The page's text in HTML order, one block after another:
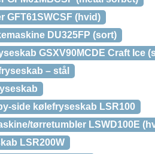
GFT61SWCSF (hvid)
DU325FP (sort)
GSXV90MCDE Craft Ice
– stål
side kølefryseskab LSR100
tørretumbler LSWD100E
LSR200W